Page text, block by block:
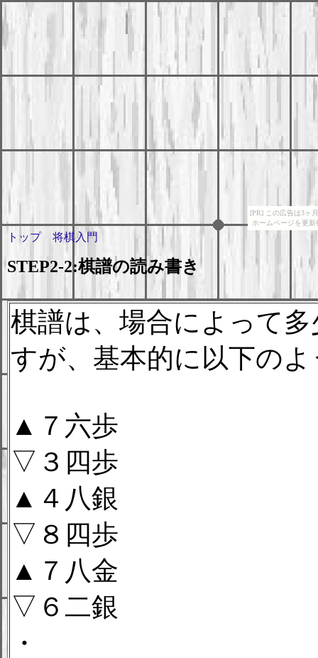
[PR] この広告は3ヶ
ホームページを更
トップ 将棋入門
STEP2-2:棋譜の読み書き
棋譜は、場合によって
すが、基本的に以下の
▲７六歩
▽３四歩
▲４八銀
▽８四歩
▲７八金
▽６二銀
・